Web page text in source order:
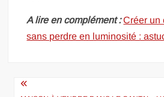
A lire en complément : Créer un
sans perdre en luminosité :
Navigation